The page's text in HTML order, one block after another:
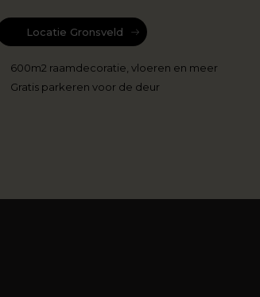
Locatie Gronsveld
600m2 raamdecoratie, vloeren en meer
Gratis parkeren voor de deur